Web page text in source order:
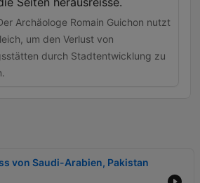
Archäologe Romain Guichon nutzt
um den Verlust von
durch Stadtentwicklung zu
von Saudi-Arabien, Pakistan